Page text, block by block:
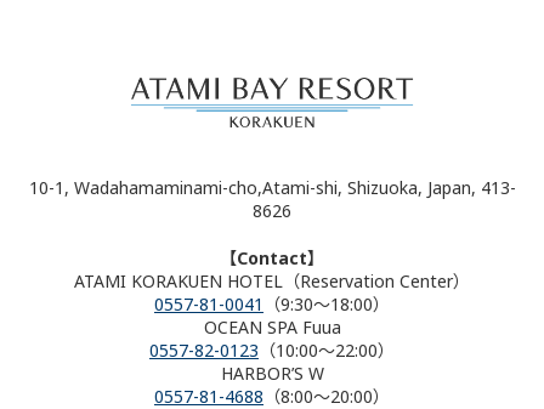
10-1, Wadahamaminami-cho,Atami-shi, Shizuoka, Japan, 413-
8626
【Contact】
ATAMI KORAKUEN HOTEL（Reservation Center）
0557-81-0041
（9:30～18:00）
OCEAN SPA Fuua
0557-82-0123 （10:00～22:00）
HARBOR’S W
0557-81-4688 （8:00～20:00）